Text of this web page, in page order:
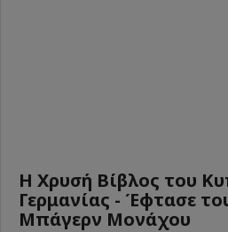
Η Χρυσή Βίβλος του
Γερμανίας - Έφτασε
Μπάγερν Μονάχου